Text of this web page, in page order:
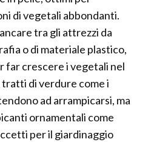
di vegetali abbondanti.
tra gli attrezzi da
o di materiale plastico,
far crescere i vegetali nel
di verdure come i
ad arrampicarsi, ma
ornamentali come
per il giardinaggio